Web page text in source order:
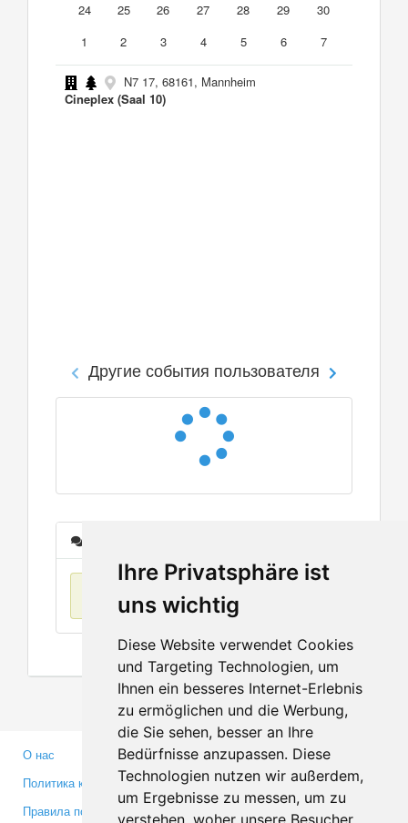
Ihre Privatsphäre ist
uns wichtig
Diese Website verwendet Cookies
und Targeting Technologien, um
Ihnen ein besseres Internet-Erlebnis
zu ermöglichen und die Werbung,
die Sie sehen, besser an Ihre
Bedürfnisse anzupassen. Diese
Technologien nutzen wir außerdem,
um Ergebnisse zu messen, um zu
verstehen, woher unsere Besucher
24
25 26 27 28 29
30
1
2 3 4 5 6 7
N7 17, 68161, Mannheim
Cineplex (Saal 10)
Другие события пользователя
Нет данных
О нас
Политика конфиденциальности
Правила пользования
Партнерам
Инвесторам